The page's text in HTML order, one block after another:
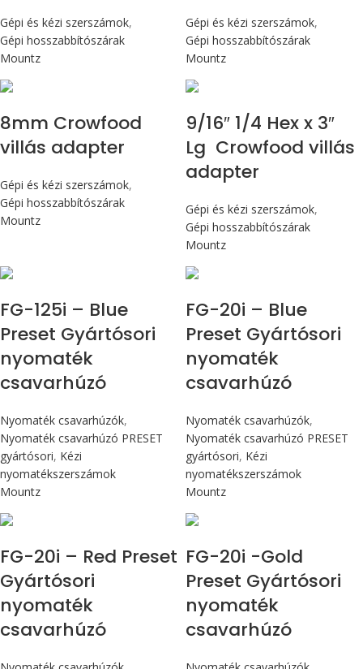
Gépi és kézi szerszámok,
Gépi hosszabbítószárak
Mountz
Gépi és kézi szerszámok,
Gépi hosszabbítószárak
Mountz
8mm Crowfood
villás adapter
Gépi és kézi szerszámok,
Gépi hosszabbítószárak
Mountz
9/16″ 1/4 Hex x 3″
Lg Crowfood villás
adapter
Gépi és kézi szerszámok,
Gépi hosszabbítószárak
Mountz
FG-125i – Blue
Preset Gyártósori
nyomaték
csavarhúzó
Nyomaték csavarhúzók,
Nyomaték csavarhúzó PRESET
gyártósori, Kézi
nyomatékszerszámok
Mountz
FG-20i – Blue
Preset Gyártósori
nyomaték
csavarhúzó
Nyomaték csavarhúzók,
Nyomaték csavarhúzó PRESET
gyártósori, Kézi
nyomatékszerszámok
Mountz
FG-20i – Red Preset
Gyártósori
nyomaték
csavarhúzó
FG-20i -Gold
Preset Gyártósori
nyomaték
csavarhúzó